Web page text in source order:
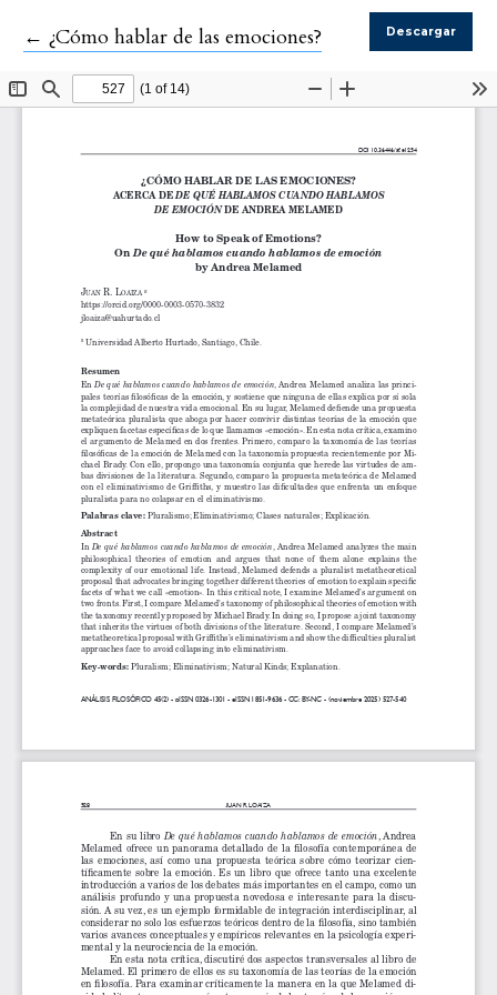
← Volver a los detalles del artículo
¿Cómo hablar de las emociones? Descargar